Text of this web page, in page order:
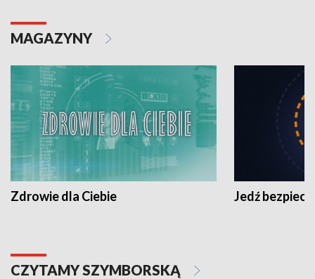
MAGAZYNY
Zdrowie dla Ciebie Jedź
CZYTAMY SZYMBORSKĄ